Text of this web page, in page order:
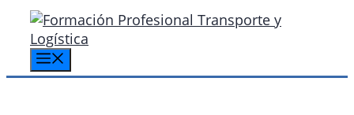
Saltar
contenido